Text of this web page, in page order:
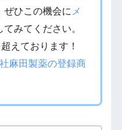
ぜひこの機会に メ
みてください。
超えております！
麻田製薬の登録商